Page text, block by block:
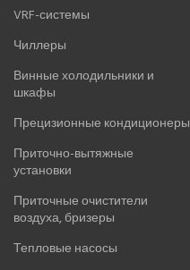
VRF-системы
Чиллеры
Винные холодильники и
шкафы
Прецизионные кондиционеры
Приточно-вытяжные
установки
Приточные очистители
воздуха, бризеры
Тепловые насосы